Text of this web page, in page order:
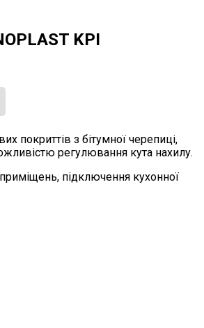
KPI
покриттів з бітумної черепиці,
регулювання кута нахилу.
підключення кухонної